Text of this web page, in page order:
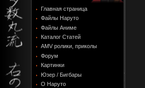
Главная страница
Файлы Наруто
Файлы Аниме
Каталог Статей
AMV ролики, приколы
Форум
Картинки
Юзер / Бигбары
О Наруто